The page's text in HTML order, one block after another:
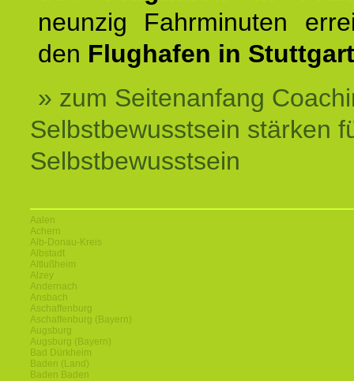
neunzig Fahrminuten
den Flughafen in
» zum Seitenanfang
Selbstbewusstsein stärken
Selbstbewusstsein
Aalen
Achern
Alb-Donau-Kreis
Albstadt
Altlußheim
Alzey
Andernach
Ansbach
Aschaffenburg
Aschaffenburg (Bayern)
Augsburg
Augsburg (Bayern)
Bad Dürkheim
Baden (Land)
Baden Baden